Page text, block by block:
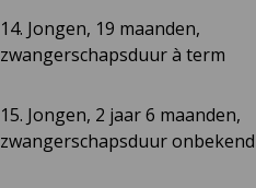
14. Jongen, 19 maanden,
zwangerschapsduur à term
15. Jongen, 2 jaar 6 maanden,
zwangerschapsduur onbekend